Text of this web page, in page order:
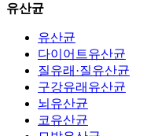
유산균
유산균
다이어트유산균
질유래·질유산균
구강유래유산균
뇌유산균
코유산균